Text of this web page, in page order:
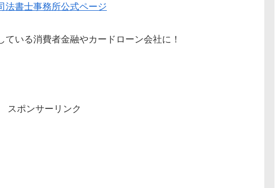
法書士事務所公式ページ
いる消費者金融やカードローン会社に！
スポンサーリンク